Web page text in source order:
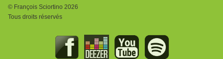
© François Sciortino 2026
Tous droits réservés